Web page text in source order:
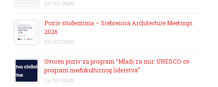
22/07/2026
Poziv studentima – Srebrenica Architecture Meetings
2026
22/07/2026
Ovoren poziv za program “Mladi za mir: UNESCO-ov
program međukulturnog liderstva”
13/07/2026